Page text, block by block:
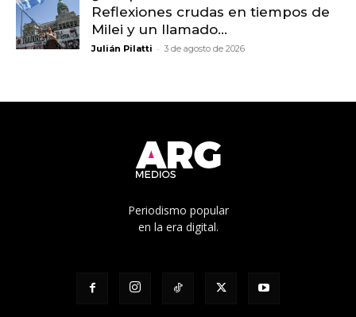
Reflexiones crudas en tiempos de
Milei y un llamado...
Julián Pilatti - 3 de agosto de 2026
Periodismo popular
en la era digital.